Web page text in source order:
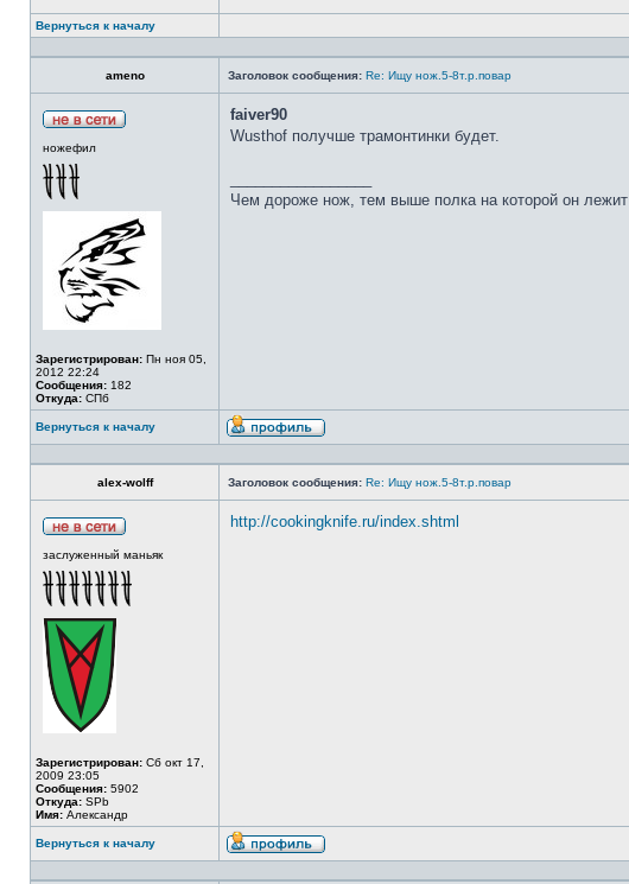
Вернуться к началу
ameno Заголовок сообщения: Re: Ищу нож.5-8т.р.повар
ножефил
Зарегистрирован: Пн ноя 05,
2012 22:24
Сообщения: 182
Откуда: СПб
faiver90
Wusthof получше трамонтинки будет.
Чем дороже нож, тем выше полка на которой он лежит
Вернуться к началу
alex-wolff Заголовок сообщения: Re: Ищу нож.5-8т.р.повар
заслуженный маньяк
Зарегистрирован: Сб окт 17,
2009 23:05
Сообщения: 5902
Откуда: SPb
Имя: Александр
http://cookingknife.ru/index.shtml
Вернуться к началу